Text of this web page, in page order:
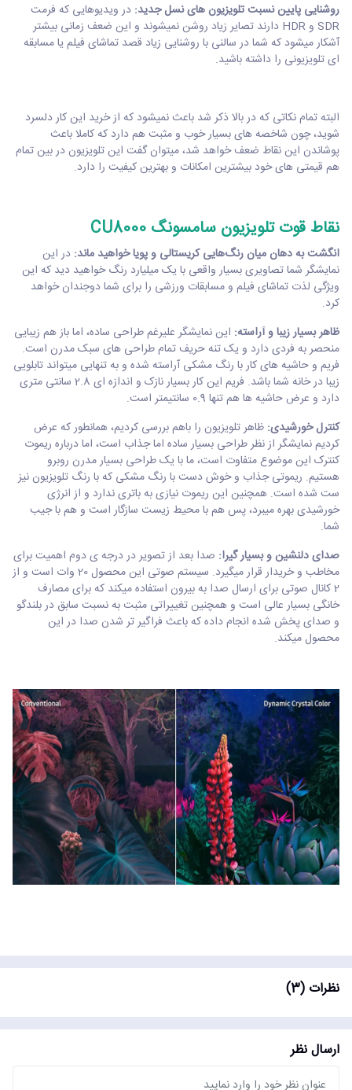
روشنایی پایین نسبت تلویزیون های نسل جدید: در ویدیوهایی که فرمت
SDR و HDR دارند تصایر زیاد روشن نمیشوند و این ضعف زمانی بیشتر
آشکار میشود که شما در سالنی با روشنایی زیاد قصد تماشای فیلم یا مسابقه
ای تلویزیونی را داشته باشید.
البته تمام نکاتی که در بالا ذکر شد باعث نمیشود که از خرید این کار دلسرد
شوید، چون شاخصه های بسیار خوب و مثبت هم دارد که کاملا باعث
پوشاندن این نقاط ضعف خواهد شد، میتوان گفت این تلویزیون در بین تمام
هم قیمتی های خود بیشترین امکانات و بهترین کیفیت را دارد.
نقاط قوت تلویزیون سامسونگ CU8000
انگشت به دهان میان رنگ‌هایی کریستالی و پویا خواهید ماند: در این
نمایشگر شما تصاویری بسیار واقعی با یک میلیارد رنگ خواهید دید که این
ویژگی لذت تماشای فیلم و مسابقات ورزشی را برای شما دوجندان خواهد
کرد.
ظاهر بسیار زیبا و آراسته: این نمایشگر علیرغم طراحی ساده، اما باز هم زیبایی
منحصر به فردی دارد و یک تنه حریف تمام طراحی های سبک مدرن است.
فریم و حاشیه های کار با رنگ مشکی آراسته شده و به تنهایی میتواند تابلویی
زیبا در خانه شما باشد. فریم این کار بسیار نازک و اندازه ای 2.8 سانتی متری
دارد و عرض حاشیه ها هم تنها 0.9 سانتیمتر است.
کنترل خورشیدی: ظاهر تلویزیون را باهم بررسی کردیم، همانطور که عرض
کردیم نمایشگر از نظر طراحی بسیار ساده اما جذاب است، اما درباره ریموت
کنترک این موضوع متفاوت است، ما با یک طراحی بسیار مدرن روبرو
هستیم. ریموتی جذاب و خوش دست با رنگ مشکی که با رنگ تلویزیون نیز
ست شده است. همچنین این ریموت نیازی به باتری ندارد و از انرژی
خورشیدی بهره میبرد، پس هم با محیط زیست سازگار است و هم با جیب
شما.
صدای دلنشین و بسیار گیرا: صدا بعد از تصویر در درجه ی دوم اهمیت برای
مخاطب و خریدار قرار میگیرد. سیستم صوتی این محصول 20 وات است و از
2 کانال صوتی برای ارسال صدا به بیرون استفاده میکند که برای مصارف
خانگی بسیار عالی است و همچنین تغییراتی مثبت به نسبت سابق در بلندگو
و صدای پخش شده انجام داده که باعث فراگیر تر شدن صدا در این
محصول میکند.
نظرات (3)
ارسال نظر